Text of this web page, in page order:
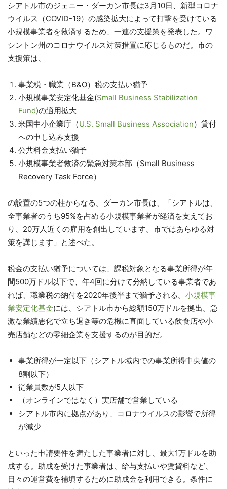
シアトル市のジェニー・ダーカン市長は3月10日、新型コロナ
ウイルス（COVID-19）の感染拡大によって打撃を受けている
小規模事業者を救済するため、一連の支援策を発表した。ワ
シントン州のコロナウイルス対策措置に応じるものだ。市の
支援策は、
事業税・職業（B&O）税の支払い猶予
小規模事業安定化基金(Small Business Stabilization
Fund)の適用拡大
米国中小企業庁（U.S. Small Business Association）貸付
への申し込み支援
公共料金支払い猶予
小規模事業者救済の緊急対策本部（Small Business
Recovery Task Force）
の設置の5つの柱からなる。ダーカン市長は、「シアトルは、
全事業者のうち95%を占める小規模事業者が経済を支えてお
り、20万人近くの雇用を創出しています。市ではあらゆる対
策を講じます」と述べた。
税金の支払い猶予については、課税対象となる事業所得が年
間500万ドル以下で、年4回に分けて分納している事業者であ
れば、職業税の納付を2020年後半まで猶予される。 小規模事
業安定化基金には、シアトル市から総額150万ドルを拠出。急
激な業績悪化で立ち退き等の危機に直面している飲食店や小
売店舗などの零細企業を支援するのが目的だ。
事業所得が一定以下（シアトル域内での事業所得中央値の
8割以下）
従業員数が5人以下
（オンラインではなく）実店舗で営業している
シアトル市内に拠点があり、コロナウイルスの影響で所得
が減少
といった申請要件を満たした事業者に対し、最大1万ドルを助
成する。助成を受けた事業者は、給与支払いや賃貸料など、
日々の運営費を補填するために助成金を利用できる。条件に